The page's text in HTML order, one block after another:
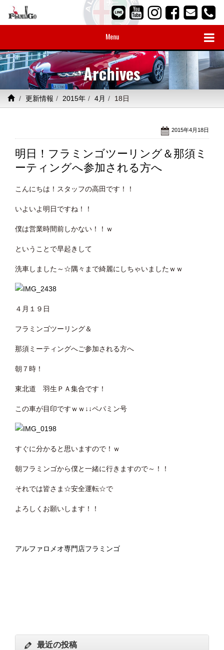
Menu
Archives
更新情報 2015年 4月 18日
2015年4月18日
明日！フラミンゴツーリング＆那須ミ
ーティングへ参加される方へ
こんにちは！スタッフの高田です！！
いよいよ明日ですね！！
僕は営業時間前しかない！！ｗ
ということで早起きして
洗車しました～☆隅々まで綺麗にしちゃいましたｗｗ
４月１９日
フラミンゴツーリング＆
那須ミーティングへご参加される方へ
朝７時！
東北道 羽生ＰＡ集合です！
この車が目印ですｗｗ↓↓ペパミン号
すぐに分かると思いますので！ｗ
朝フラミンゴから僕と一緒に行きますので～！！
それでは皆さま☆安全運転☆で
よろしくお願いします！！
アルファロメオ専門店フラミンゴ
最近の投稿